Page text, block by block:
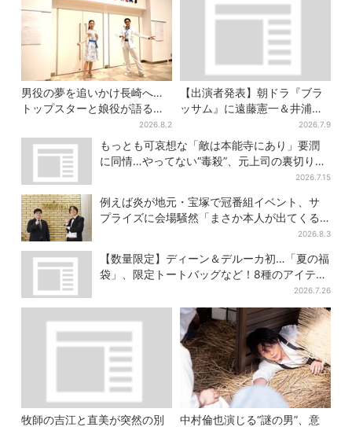
男役の夢を追いかけ長崎へ…
トップスターと娘役が語る
「ハウステンボス歌劇団」と
は？大阪で初公演開催
2026.8.2
【出演者発表】朝ドラ『ブラ
ッサム』に遠藤憲一＆井浦
新、SNS期待の声「キャステ
ィング神！」
2026.7.9
もっとも可哀想な「敵は本能寺にあり」要潤
に同情…やってない“毒殺”、元上司の裏切り
2026.7.15
例えば炎が地元・宝塚で冠番組イベント、サ
プライズに会場騒然「まさか本人が出てくる
2026.8.3
【数量限定】ディーン＆デルーカ初…「夏の福
袋」、限定トートバッグなど！8種のアイテム
2026.7.26
牧師の吉江と直美が突然の別
中村倫也演じる“謎の男”、意